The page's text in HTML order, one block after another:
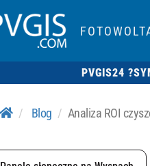
PVGIS24 ?
Blog Analiza ROI